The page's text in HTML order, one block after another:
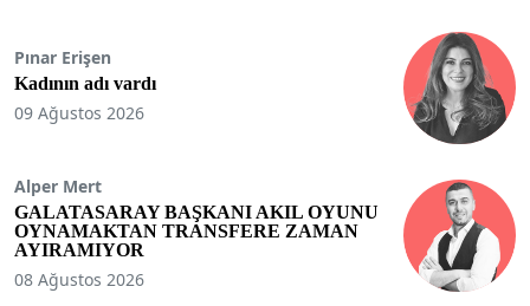
Pınar Erişen
Kadının adı vardı
09 Ağustos 2026
Alper Mert
GALATASARAY BAŞKANI AKIL OYUNU
OYNAMAKTAN TRANSFERE ZAMAN
AYIRAMIYOR
08 Ağustos 2026